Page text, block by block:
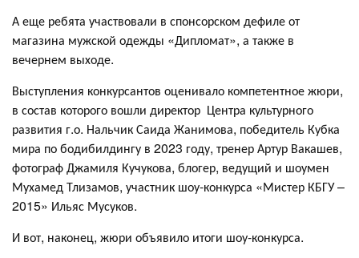
А еще ребята участвовали в спонсорском дефиле от
магазина мужской одежды «Дипломат», а также в
вечернем выходе.
Выступления конкурсантов оценивало компетентное жюри,
в состав которого вошли директор Центра культурного
развития г.о. Нальчик Саида Жанимова, победитель Кубка
мира по бодибилдингу в 2023 году, тренер Артур Вакашев,
фотограф Джамиля Кучукова, блогер, ведущий и шоумен
Мухамед Тлизамов, участник шоу-конкурса «Мистер КБГУ –
2015» Ильяс Мусуков.
И вот, наконец, жюри объявило итоги шоу-конкурса.